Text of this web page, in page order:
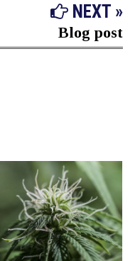
NEXT »
Blog post